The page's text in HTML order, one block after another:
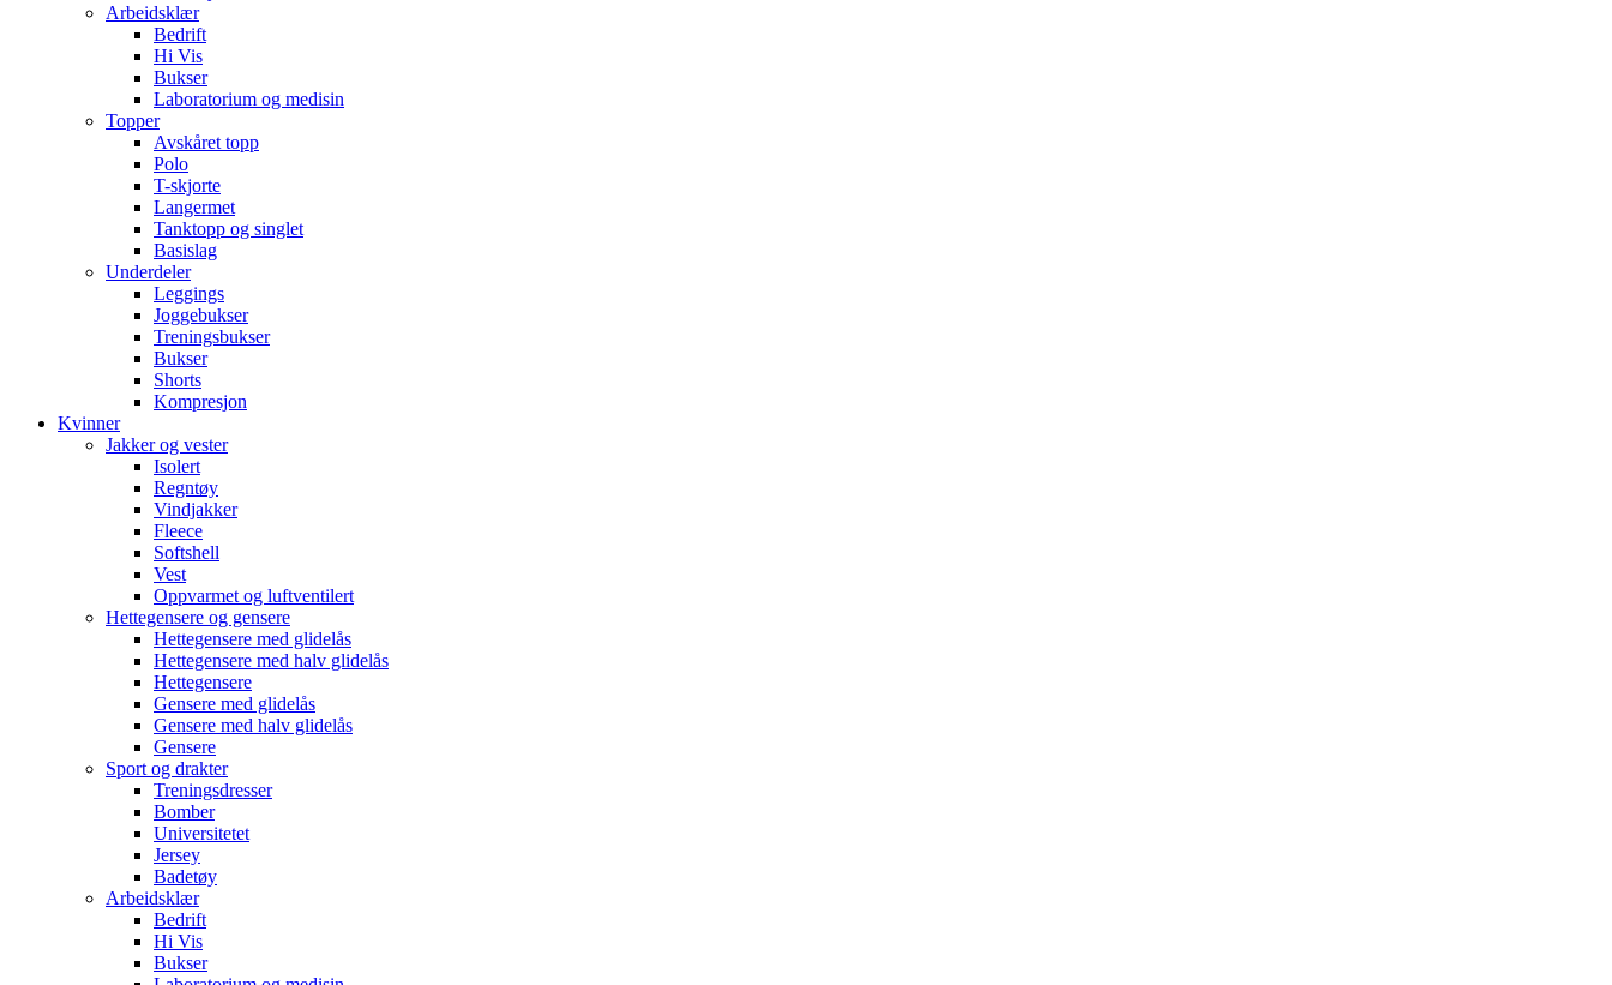
Arbeidsklær
Bedrift
Hi Vis
Bukser
Laboratorium og medisin
Topper
Avskåret topp
Polo
T-skjorte
Langermet
Tanktopp og singlet
Basislag
Underdeler
Leggings
Joggebukser
Treningsbukser
Bukser
Shorts
Kompresjon
Kvinner
Jakker og vester
Isolert
Regntøy
Vindjakker
Fleece
Softshell
Vest
Oppvarmet og luftventilert
Hettegensere og gensere
Hettegensere med glidelås
Hettegensere med halv glidelås
Hettegensere
Gensere med glidelås
Gensere med halv glidelås
Gensere
Sport og drakter
Treningsdresser
Bomber
Universitetet
Jersey
Badetøy
Arbeidsklær
Bedrift
Hi Vis
Bukser